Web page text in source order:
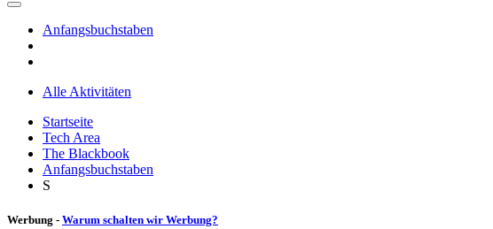
Anfangsbuchstaben
Alle Aktivitäten
Startseite
Tech Area
The Blackbook
Anfangsbuchstaben
S
Werbung - Warum schalten wir Werbung?